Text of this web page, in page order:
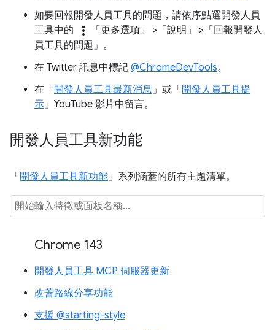
如要回報開發人員工具的問題，請依序點選開發人員
工具中的
more_vert 「更多選項」 >「說明」
>「回報開發人
員工具的問題」 。
在 Twitter 訊息中標記 @ChromeDevTools。
在「開發人員工具最新消息 」或「開發人員工具提
示 」YouTube 影片中留言。
開發人員工具新功能
「開發人員工具新功能 」系列涵蓋的所有主題清單。
Chrome 143
開發人員工具 MCP 伺服器更新
改善路線分享功能
支援 @starting-style